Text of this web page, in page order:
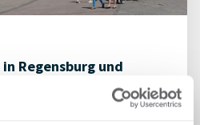
in Regensburg und